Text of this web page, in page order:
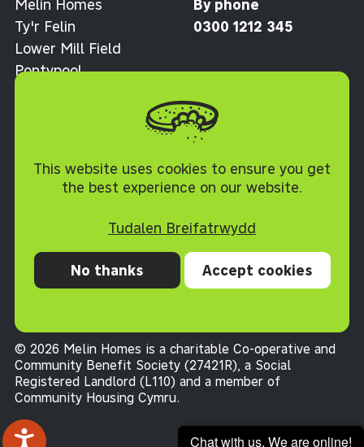
This website uses cookies to ensure you get
the best experience on our website.
Tudalen Breifatrwydd
No thanks Accept cookies
Melin Homes
Ty'r Felin
Lower Mill Field
Pontypool
By phone
0300 1212 345
Preifatrwydd Cwcis
Datganiad hygyrchedd
Telerau ac Amodau
© 2026 Melin Homes is a charitable Co-operative and
Community Benefit Society (27421R), a Social
Registered Landlord (L110) and a member of
Community Housing Cymru.
Chat with us. We are online!